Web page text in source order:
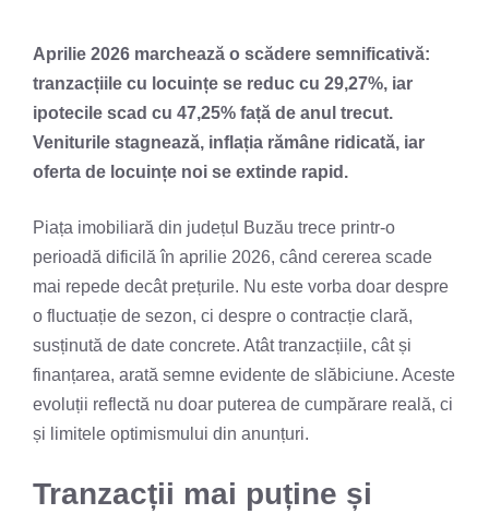
Aprilie 2026 marchează o scădere semnificativă:
tranzacțiile cu locuințe se reduc cu 29,27%, iar
ipotecile scad cu 47,25% față de anul trecut.
Veniturile stagnează, inflația rămâne ridicată, iar
oferta de locuințe noi se extinde rapid.
Piața imobiliară din județul Buzău trece printr-o
perioadă dificilă în aprilie 2026, când cererea scade
mai repede decât prețurile. Nu este vorba doar despre
o fluctuație de sezon, ci despre o contracție clară,
susținută de date concrete. Atât tranzacțiile, cât și
finanțarea, arată semne evidente de slăbiciune. Aceste
evoluții reflectă nu doar puterea de cumpărare reală, ci
și limitele optimismului din anunțuri.
Tranzacții mai puține și